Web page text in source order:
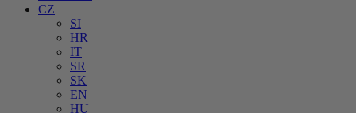
CZ
SI
HR
IT
SR
SK
EN
HU